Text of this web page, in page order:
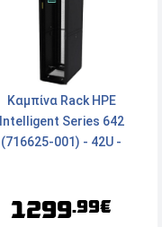
Καμπίνα Rack HPE
Intelligent Series 642
(716625-001) - 42U -
1299.99€